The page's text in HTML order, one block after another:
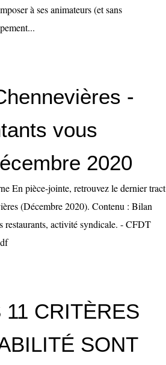
à ses animateurs (et sans
-
vous
2020
En pièce-jointe, retrouvez le dernier tract
(Décembre 2020). Contenu : Bilan
restaurants, activité syndicale. - CFDT
CRITÈRES
SONT